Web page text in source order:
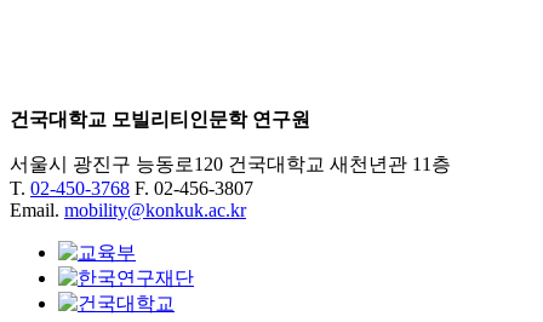
건국대학교 모빌리티인문학 연구원
서울시 광진구 능동로120 건국대학교 새천년관 11층
T. 02-450-3768 F. 02-456-3807
Email. mobility@konkuk.ac.kr